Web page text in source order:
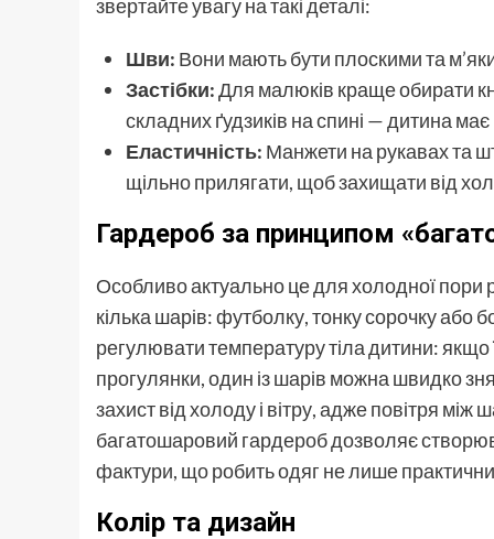
звертайте увагу на такі деталі:
Шви: Вони мають бути плоскими та
Застібки:Для малюків краще обирати
складних ґудзиків на спині — дитина
Еластичність: Манжети на рукавах та
щільно прилягати, щоб захищати від
Гардероб за принципом
Особливо актуально це для холодної пори
кілька шарів: футболку, тонку сорочку або
регулювати температуру тіла дитини: якщо
прогулянки, один із шарів можна швидко
захист від холоду і вітру, адже повітря між
багатошаровий гардероб дозволяє
фактури, що робить одяг не лише
Колір та дизайн